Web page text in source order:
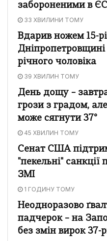
забороненими в
33 ХВИЛИНИ ТОМУ
Вдарив ножем 15-
річного чоловіка
39 ХВИЛИН ТОМУ
День дощу –
грози з градом,
може сягнути 37°
45 ХВИЛИН ТОМУ
Сенат США
"пекельні" санкції
ЗМІ
1 ГОДИНУ ТОМУ
Неодноразово
падчерок – на
без змін вирок 37-